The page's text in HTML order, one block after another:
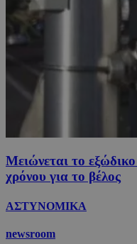
Μειώνεται το
χρόνου για το βέλος
ΑΣΤΥΝΟΜΙΚΑ
newsroom